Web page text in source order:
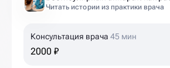
Читать истории из практики врача
Консультация врача 45 мин
2000 ₽